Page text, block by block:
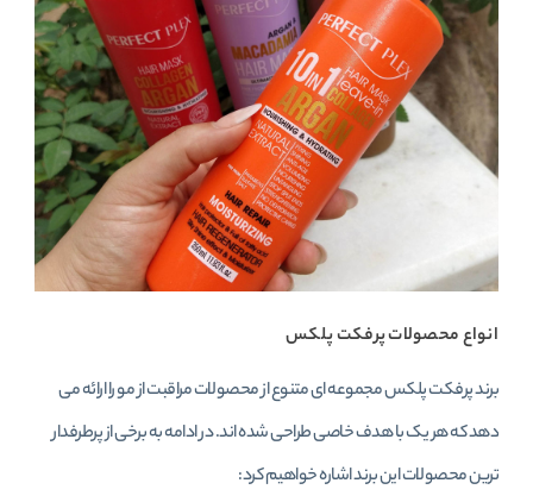
انواع محصولات پرفکت پلکس
برند پرفکت پلکس مجموعه‌ ای متنوع از محصولات مراقبت از مو را ارائه می‌
دهد که هر یک با هدف خاصی طراحی شده‌ اند. در ادامه به برخی از پرطرفدار
ترین محصولات این برند اشاره خواهیم کرد: